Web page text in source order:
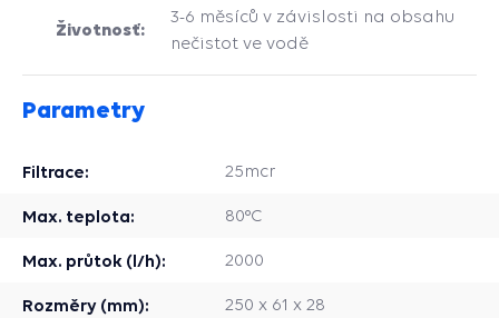
Životnosť:
3-6 měsíců v závislosti na obsahu
nečistot ve vodě
Parametry
Filtrace: 25mcr
Max. teplota: 80°C
Max. průtok (l/h): 2000
Rozměry (mm): 250 x 61 x 28